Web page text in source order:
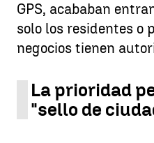
GPS, acababan
solo los residentes o
negocios tienen
La prioridad
"sello de